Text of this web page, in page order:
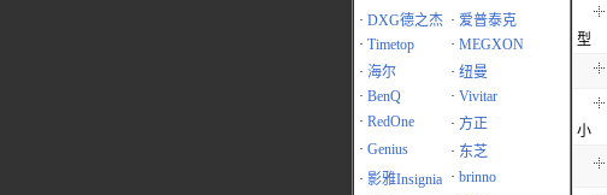
· DXG德之杰 · 爱普泰克
· Timetop · MEGXON
· 海尔 · 纽曼
· BenQ · Vivitar
· RedOne · 方正
· Genius · 东芝
· 影雅Insignia · brinno
型
小